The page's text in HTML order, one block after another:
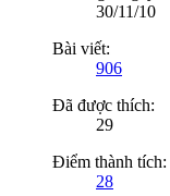
30/11/10
Bài viết:
906
Đã được thích:
29
Điểm thành tích:
28